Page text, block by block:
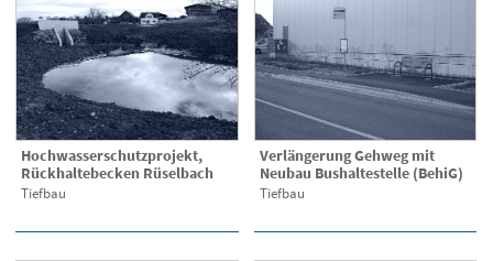
Hochwasserschutzprojekt,
Rückhaltebecken Rüselbach
Tiefbau
Verlängerung Gehweg mit
Neubau Bushaltestelle (BehiG)
Tiefbau